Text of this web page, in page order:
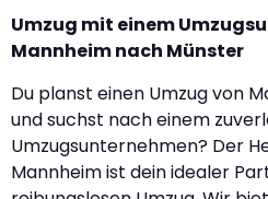
Umzug mit einem
Mannheim nach Münster
Du planst einen Umzug von
und suchst nach einem
Umzugsunternehmen? Der
Mannheim ist dein idealer